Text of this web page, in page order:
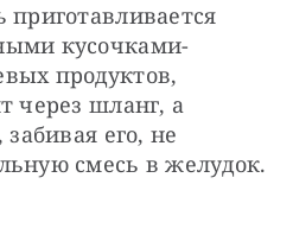
приготавливается
кусочками-
продуктов,
через шланг, а
его, не
смесь в желудок.